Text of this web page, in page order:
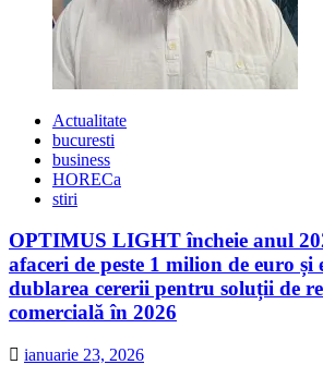
Actualitate
bucuresti
business
HORECa
stiri
OPTIMUS LIGHT încheie anul
afaceri de peste 1 milion de euro și
dublarea cererii pentru soluții de
comercială în 2026
ianuarie 23, 2026